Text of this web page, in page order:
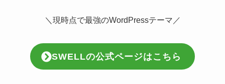
＼現時点で最強のWordPressテーマ／
SWELLの公式ページはこちら